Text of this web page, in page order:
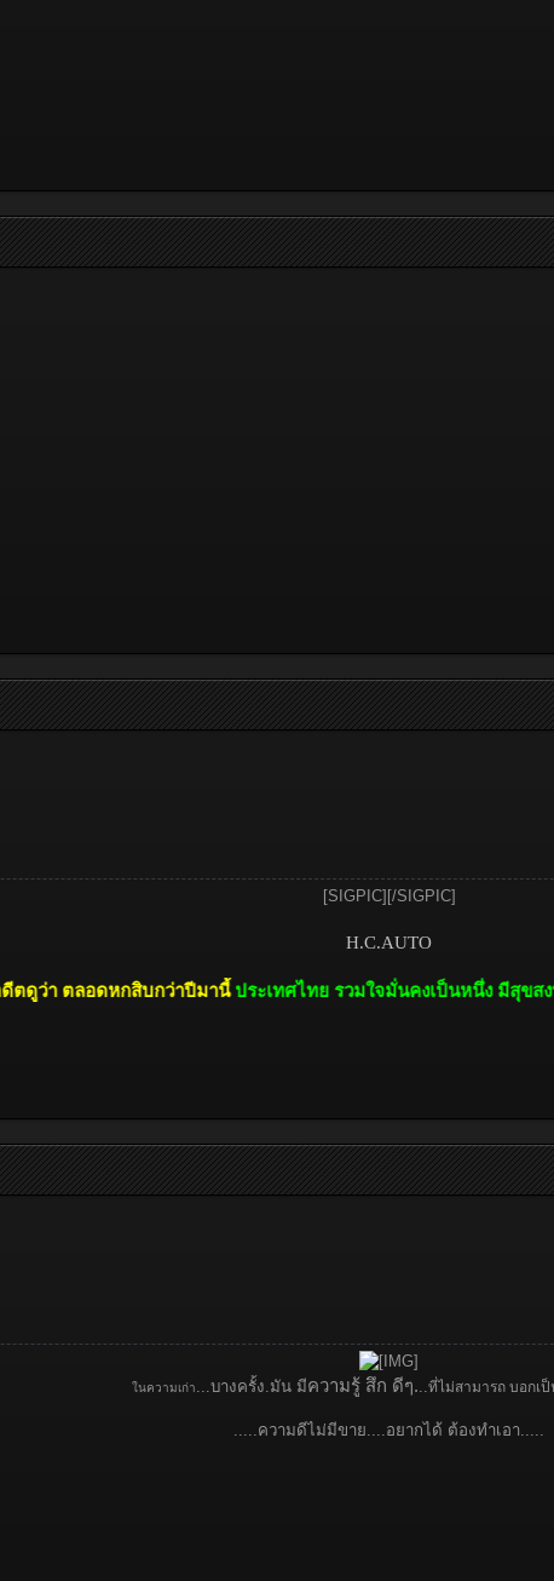
[SIGPIC][/SIGPIC]​
H.C.AUTO
อดหกสิบกว่าปีมานี้ ประเทศไทย รวมใจมั่นคงเป็นหนึ่ง มีสุขสงบได้เพรา
ในความเก่า...บางครั้ง.มัน มีความรู้ สึก ดีๆ...ที่ไม่สามารถ บอกเ
.....ความดีไม่มีขาย....อยากได้ ต้องทำเอา.....​